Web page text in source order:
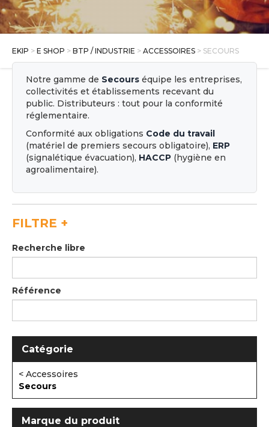
E SHOP
EKIP > E SHOP > BTP / INDUSTRIE > ACCESSOIRES > SECOURS
Notre gamme de Secours équipe les entreprises,
collectivités et établissements recevant du
public. Distributeurs : tout pour la conformité
réglementaire.
Conformité aux obligations Code du travail
(matériel de premiers secours obligatoire), ERP
(signalétique évacuation), HACCP (hygiène en
agroalimentaire).
FILTRE +
Recherche libre
Référence
Catégorie
< Accessoires
Secours
Marque du produit